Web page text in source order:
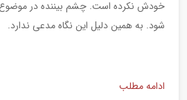
خودش نکرده است. چشم بیننده در موضوع
شود. به همین دلیل این نگاه مدعی ندارد.
ادامه مطلب